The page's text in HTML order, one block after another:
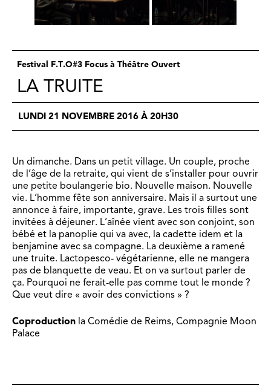
Festival F.T.O#3 Focus à Théâtre Ouvert
LA TRUITE
LUNDI 21 NOVEMBRE 2016 À 20H30
Un dimanche. Dans un petit village. Un couple, proche
de l’âge de la retraite, qui vient de s’installer pour ouvrir
une petite boulangerie bio. Nouvelle maison. Nouvelle
vie. L’homme fête son anniversaire. Mais il a surtout une
annonce à faire, importante, grave. Les trois filles sont
invitées à déjeuner. L’aînée vient avec son conjoint, son
bébé et la panoplie qui va avec, la cadette idem et la
benjamine avec sa compagne. La deuxième a ramené
une truite. Lactopesco- végétarienne, elle ne mangera
pas de blanquette de veau. Et on va surtout parler de
ça. Pourquoi ne ferait-elle pas comme tout le monde ?
Que veut dire « avoir des convictions » ?
Coproduction la Comédie de Reims, Compagnie Moon
Palace